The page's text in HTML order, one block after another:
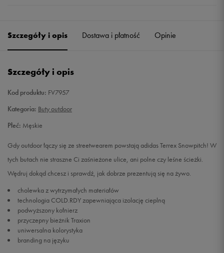
46 2/3 30 cm
Szczegóły i opis Dostawa i płatność Opinie
Szczegóły i opis
Kod produktu: FV7957
Kategoria: Buty outdoor
Płeć: Męskie
Gdy outdoor łączy się ze streetwearem powstają adidas Terrex Snowpitch! W
tych butach nie straszne Ci zaśnieżone ulice, ani polne czy leśne ścieżki.
Wędruj dokąd chcesz i sprawdź, jak dobrze prezentują się na żywo.
cholewka z wytrzymałych materiałów
technologia COLD.RDY zapewniająca izolację cieplną
podwyższony kołnierz
przyczepny bieżnik Traxion
uniwersalna kolorystyka
branding na języku